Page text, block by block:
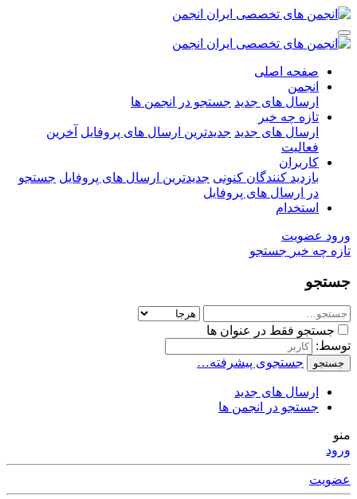
صفحه اصلی
انجمن
ارسال های جدید جستجو در انجمن ها
تازه چه خبر
ارسال های جدید جدیدترین ارسال های پروفایل آخرین
فعالیت
کاربران
بازدید کنندگان کنونی جدیدترین ارسال های پروفایل جستجو
در ارسال های پروفایل
استخدام
ورود عضویت
تازه چه خبر جستجو
جستجو
جستجو فقط در عنوان ها
توسط:
جستجو جستجوی پیشرفته…
ارسال های جدید
جستجو در انجمن ها
منو
ورود
عضویت